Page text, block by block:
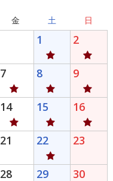
金 土 日
1 2
7 8 9
14 15 16
21 22 23
28 29 30